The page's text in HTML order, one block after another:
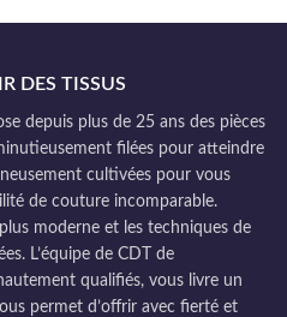
DES TISSUS
depuis plus de 25 ans des pièces
filées pour atteindre
cultivées pour vous
de couture incomparable.
moderne et les techniques de
L’équipe de CDT de
qualifiés, vous livre un
permet d’offrir avec fierté et